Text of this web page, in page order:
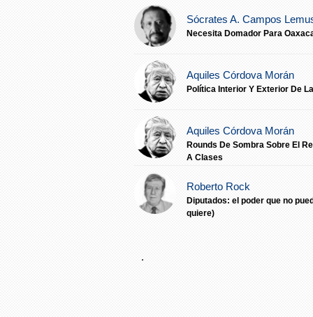
Sócrates A. Campos
Necesita Domador Para
Aquiles Córdova Morán
Política Interior Y Exterior De
Aquiles Córdova Morán
Rounds De Sombra Sobre El
A Clases
Roberto Rock
Diputados: el poder que no
quiere)
.